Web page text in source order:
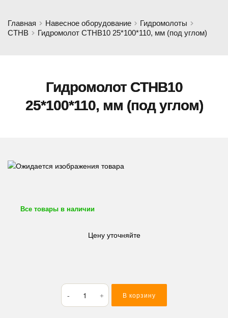
Главная Навесное оборудование
Гидромолоты
CTHB
Гидромолот CTHB10 25*100*110, мм (под углом)
Гидромолот CTHB10
25*100*110, мм (под углом)
Все товары в наличии
Цену уточняйте
Количество
товара
Гидромолот
В корзину